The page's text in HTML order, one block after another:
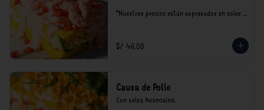
*Nuestros precios están expresados en soles e
S/ 46.00
Causa de Pollo
Con salsa huancaína.